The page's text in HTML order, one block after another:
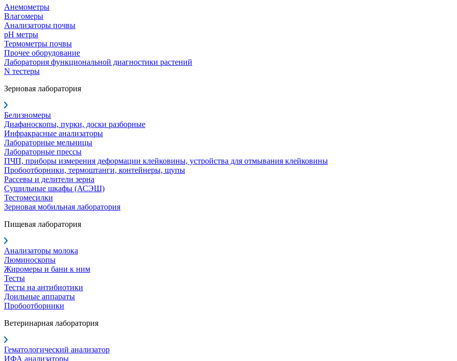
Анемометры
Влагомеры
Анализаторы почвы
pH метры
Термометры почвы
Прочее оборудование
Лаборатория функциональной диагностики растений
N тестеры
Зерновая лаборатория
Белизномеры
Диафаноскопы, пурки, доски разборные
Инфракрасные анализаторы
Лабораторные мельницы
Лабораторные прессы
ПЧП, приборы измерения деформации клейковины, устройства для отмывания клейковины
Пробоотборники, термоштанги, контейнеры, щупы
Рассевы и делители зерна
Сушильные шкафы (АСЭШ)
Тестомесилки
Зерновая мобильная лаборатория
Пищевая лаборатория
Анализаторы молока
Люминоскопы
Жиромеры и бани к ним
Тесты
Тесты на антибиотики
Доильные аппараты
Пробоотборники
Ветеринарная лаборатория
Гематологический анализатор
ИФА анализаторы